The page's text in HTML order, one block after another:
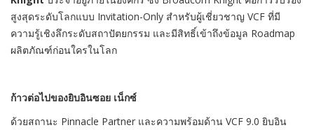
สูงสุดระดับโลกแบบ Invitation-Only สำหรับผู้เชี่ยวชาญ VCF ที่มี
ความรู้เชิงลึกระดับสถาปัตยกรรม และมีสิทธิ์เข้าถึงข้อมูล Roadmap
ผลิตภัณฑ์ก่อนใครในโลก
ก้าวต่อไปของยิบอินซอย เน็กซ์
ด้วยสถานะ Pinnacle Partner และความพร้อมด้าน VCF 9.0 ยิบอิน